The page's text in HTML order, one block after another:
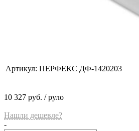
Артикул: ПЕРФЕКС ДФ-1420203
10 327 руб. / руло
Нашли дешевле?
-